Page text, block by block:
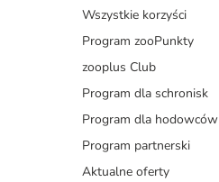
Wszystkie korzyści
Program zooPunkty
zooplus Club
Program dla schronisk
Program dla hodowców
Program partnerski
Aktualne oferty